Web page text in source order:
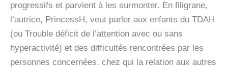
progressifs et parvient à les surmonter. En filigrane,
l’autrice, PrincessH, veut parler aux enfants du TDAH
(ou Trouble déficit de l’attention avec ou sans
hyperactivité) et des difficultés rencontrées par les
personnes concernées, chez qui la relation aux autres